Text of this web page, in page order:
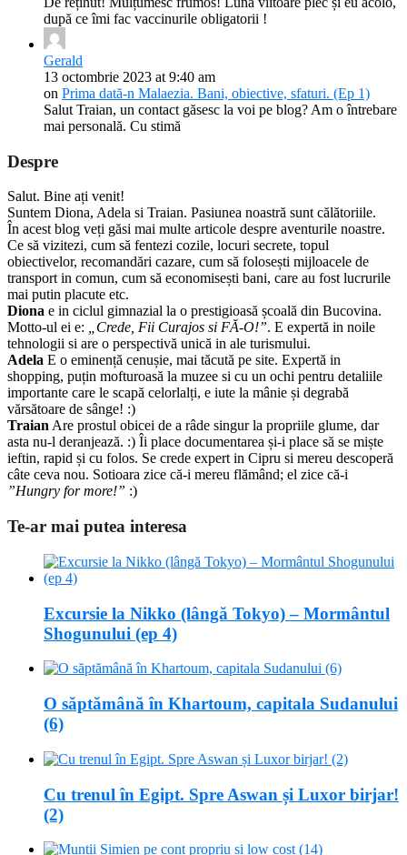
după ce îmi fac vaccinurile obligatorii !
Gerald
13 octombrie 2023 at 9:40 am
on Prima dată-n Malaezia. Bani, obiective, sfaturi. (Ep 1)
Salut Traian, un contact găsesc la voi pe blog? Am o întrebare
mai personală. Cu stimă
Despre
Salut. Bine ați venit!
Suntem Diona, Adela si Traian. Pasiunea noastră sunt călătoriile.
În acest blog veți găsi mai multe articole despre aventurile noastre.
Ce să vizitezi, cum să fentezi cozile, locuri secrete, topul
obiectivelor, recomandări cazare, cum să folosești mijloacele de
transport in comun, cum să economisești bani, care au fost lucrurile
mai putin placute etc.
Diona e in ciclul gimnazial la o prestigioasă școală din Bucovina.
Motto-ul ei e: „Crede, Fii Curajos si FĂ-O!”. E expertă in noile
tehnologii si are o perspectivă unică in ale turismului.
Adela E o eminență cenușie, mai tăcută pe site. Expertă in
shopping, puțin mofturoasă la muzee si cu un ochi pentru detaliile
importante care le scapă celorlalți, e iute la mânie și degrabă
vărsătoare de sânge! :)
TraianAre prostul obicei de a râde singur la propriile glume, dar
asta nu-l deranjează. :) Îi place documentarea și-i place să se miște
ieftin, rapid și cu folos. Se crede expert in Cipru si mereu descoperă
câte ceva nou. Sotioara zice că-i mereu flămând; el zice că-i
”Hungry for more!” :)
Te-ar mai putea interesa
Excursie la Nikko (lângă Tokyo) – Mormântul
Shogunului (ep 4)
O săptămână în Khartoum, capitala Sudanului
(6)
Cu trenul în Egipt. Spre Aswan și Luxor birjar!
(2)